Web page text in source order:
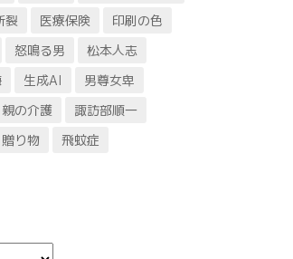
裂
医療保険
印刷の色
怒鳴る男
松本人志
生成AI
男尊女卑
親の介護
諏訪部順一
贈り物 飛蚊症